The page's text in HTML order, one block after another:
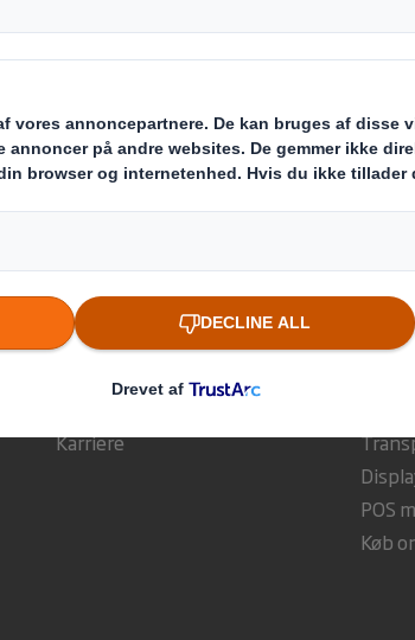
for at downloade
Hvem vi er
Om os
Bæredygtighed
Karriere
E-
POS
Køb